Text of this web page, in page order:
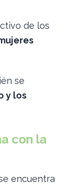
de los
se
y los
con la
encuentra